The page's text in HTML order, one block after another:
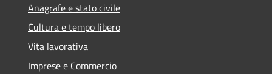
Anagrafe e stato civile
Cultura e tempo libero
Vita lavorativa
Imprese e Commercio